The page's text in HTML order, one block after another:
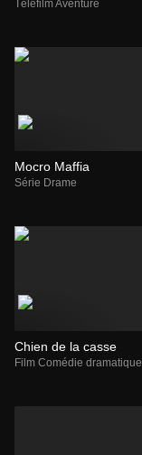
Téléfilm Aventure
Mocro Maffia
Série Drame
Chien de la casse
Film Comédie dramatique